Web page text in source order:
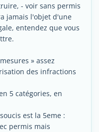
- voir sans permis
jamais l'objet d'une
entendez que vous
» assez
des infractions
5 catégories, en
est la 5eme :
permis mais